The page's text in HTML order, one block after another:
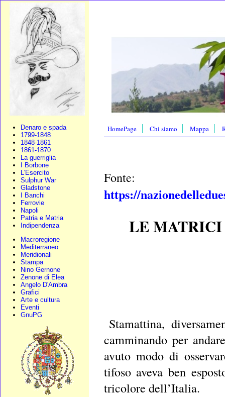
Denaro e spada
1799-1848
1848-1861
1861-1870
La guerriglia
I Borbone
L'Esercito
Sulphur War
Gladstone
I Banchi
Ferrovie
Napoli
Patria e Matria
Indipendenza
Macroregione
Mediterraneo
Meridionali
Stampa
Nino Gernone
Zenone di Elea
Angelo D'Ambra
Grafici
Arte e cultura
Eventi
GnuPG
HomePage Chi siamo Mappa
Fonte:
https://
LE
Stamattina,
camminando per
avuto modo di
tifoso aveva ben
tricolore dell’Italia.